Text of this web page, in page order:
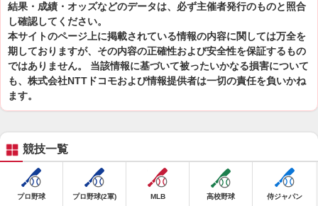
結果・成績・オッズなどのデータは、必ず主催者発行のものと照合
し確認してください。
本サイトのページ上に掲載されている情報の内容に関しては万全を
期しておりますが、その内容の正確性および安全性を保証するもの
ではありません。 当該情報に基づいて被ったいかなる損害について
も、株式会社NTTドコモおよび情報提供者は一切の責任を負いかね
ます。
競技一覧
プロ野球 プロ野球(2軍) MLB 高校野球 侍ジャパン